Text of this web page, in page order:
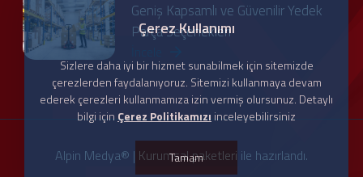
Geniş Kapsamlı ve Güvenilir Yedek
Parça Seçenekleri
Alpin Medya® | Kurumsalpaketleri ile hazırlandı.
Çerez Kullanımı
Sizlere daha iyi bir hizmet sunabilmek için sitemizde
çerezlerden faydalanıyoruz. Sitemizi kullanmaya devam
ederek çerezleri kullanmamıza izin vermiş olursunuz. Detaylı
bilgi için Çerez Politikamızı inceleyebilirsiniz
Tamam